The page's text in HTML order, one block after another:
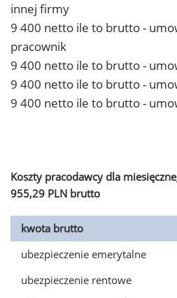
innej firmy
9 400 netto ile to brutto -
pracownik
9 400 netto ile to brutto -
9 400 netto ile to brutto -
9 400 netto ile to brutto -
Koszty pracodawcy dla
955,29 PLN brutto
kwota brutto
ubezpieczenie emerytalne
ubezpieczenie rentowe